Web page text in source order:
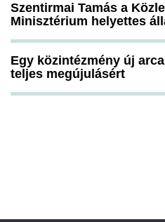
Szentirmai Tamás a
Minisztérium helyettes
Egy közintézmény új
teljes megújulásért